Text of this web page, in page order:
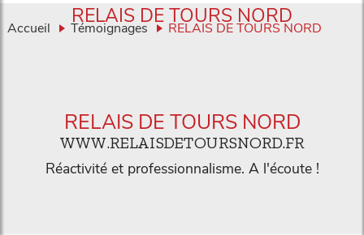
Accueil Témoignages RELAIS DE TOURS NORD
RELAIS DE TOURS NORD
RELAIS DE TOURS NORD
WWW.RELAISDETOURSNORD.FR
Réactivité et professionnalisme. A l'écoute !